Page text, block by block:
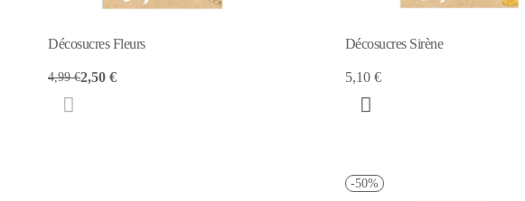
Décosucres Fleurs
4,99 €2,50 €
Décosucres Sirène
5,10 €
-50%